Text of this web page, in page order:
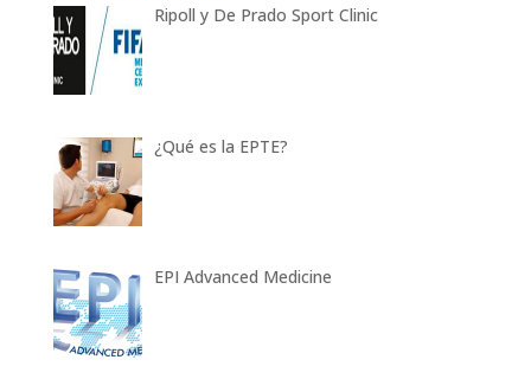
Ripoll y De Prado Sport Clinic
¿Qué es la EPTE?
EPI Advanced Medicine